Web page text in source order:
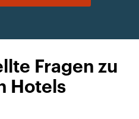
Fragen zu
Hotels